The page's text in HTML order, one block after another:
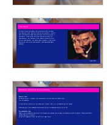
De kunststroming ‘surrealisme’ was geïnspireerd door de ideeën
vaan Sigmund Freud. Sigmund Freud was een psychiater, hij zocht
naar onverklaarbare kwalen bij mensen door hun dromen goed te
bestuderen. Freud zei dat een groot deel van wie je bent (je
onderbewuste), niet zichtbaar is voor andere mensen en je het
ook niet vaak gebruikt. Het andere deel, je bewuste, is wat je aan
iedereen laat zien en dus vaak gebruikt, zoals bijvoorbeeld logisch
nadenken.
True fact!
beeld:DHVR
Dummie tips:
Elk filmpje verrast, er gebeurt iets onverwachts, iets wat buiten de realiteit staat.
Iets surrealistisch.
Je kunt elke les starten met een filmpje van 1 minuut. Wat is er surrealistisch aan het filmpje?
Schetsend geef je een beeldende interpretatie van het surrealistische element uit de film.
Les opdrachten tips:
Nadat je alle surrealistische elementen uit de filmpjes hebt gehaald, ga je je eigen surrealistische wereld vormgeven. Welke onverwachte
wending wil jij je werk meegeven:
Dit kan je in collagevorm doen, het liefst met eigen foto’s.
Dummie oefening Vervreemding